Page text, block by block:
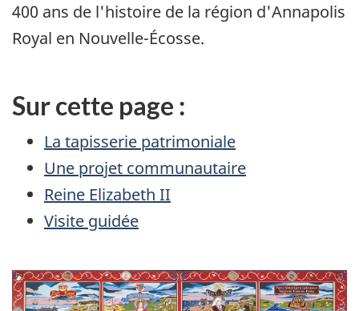
400 ans de l'histoire de la région d'Annapolis
Royal en Nouvelle-Écosse.
Sur cette page :
La tapisserie patrimoniale
Une projet communautaire
Reine Elizabeth II
Visite guidée